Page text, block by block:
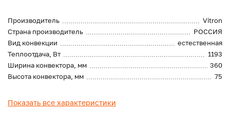
Производитель
Vitron
Страна производитель
РОССИЯ
Вид конвекции
естественная
Теплоотдача, Вт
1193
Ширина конвектора, мм
360
Высота конвектора, мм
75
Показать все характеристики